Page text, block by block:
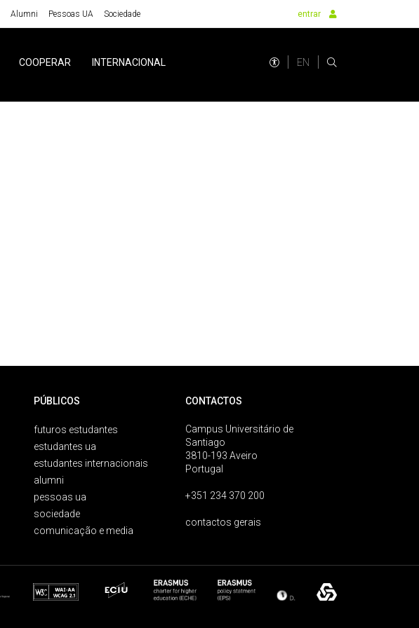
Alumni Pessoas UA Sociedade entrar
COOPERAR INTERNACIONAL EN
PÚBLICOS
futuros estudantes
estudantes ua
estudantes internacionais
alumni
pessoas ua
sociedade
comunicação e media
CONTACTOS
Campus Universitário de
Santiago
3810-193 Aveiro
Portugal
+351 234 370 200
contactos gerais